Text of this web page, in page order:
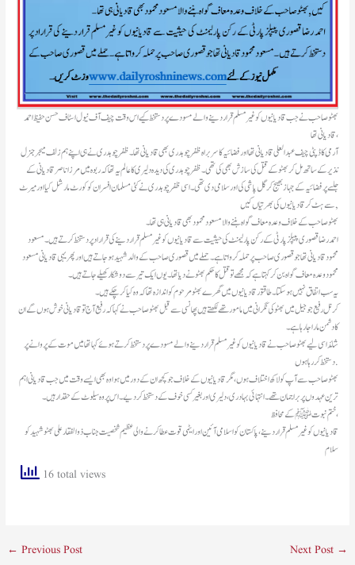
‏بھٹو صاحب نے جب قادیانیوں کو غیرمسلم قرار دینے والے مسودے پر دستخط کیے اس وقت چیف آف نیول اسٹاف حسن حفیظ احمد
قادیانی تھا،
آرمی کا ڈپٹی چیف عبدالعلی قادیانی تھا اور فضائیہ کا سربراہ ظفر چوہدری بھی قادیانی تھا۔ ظفر چوہدری نے ہی اپنے ہم زلف میجر جنرل
نذیر کے ساتھ مل کر بھٹو کے قتل کی سازش بھی کی تھی۔ ظفر چوہدری کی دیدہ دلیری کا عالم یہ تھا کہ ربوہ میں مرزا ناصر قادیانی کے
جلسے پر فضائیہ کے جہاز بھیج کر گل پاشی کی اور سلامی دی تھی۔ اسی ظفر چوہدری نے کئی مسلمان افسران کو کورٹ مارشل کیا اور میرٹ
سے ہٹ کر قادیانیوں کی بھرتیاں کیں,
بھٹو صاحب کے خلاف وعدہ معاف گواہ بننے والا مسعود محمود بھی قادیانی ہی تھا۔
احمد رضا قصوری پیپلز پارٹی کے رکن پارلیمنٹ کی حیثیت سے قادیانیوں کو غیرمسلم قرار دینے کی قراراد پر دستخط کرتے ہیں۔ مسعود
محمود قادیانی تھا جو قصوری صاحب پر حملہ کرواتا ہے۔ حملے میں قصوری صاحب کے والد شہید ہوجاتے ہیں اور پھر یہی قادیانی مسعود
محمود وعدہ معاف گواہ بن کر کہتا ہے کہ مجھے تو قتل کا حکم بھٹو نے دیا تھا۔ یوں ایک تیر سے دو شکار کھیلے جاتے ہیں۔
یہ سب اتفاق نہیں ہوسکتا۔ طاقتور قادیانیوں میں گھرے بھٹو مرحوم کو اندازہ تھا کہ وہ کیا کرچکے ہیں۔
کرنل رفیع جو جیل میں بھٹو کی نگرانی میں مامور تھے لکھتے ہیں پھانسی سے قبل بھٹو صاحب نے کہا کہ رفیع آج تو قادیانی خوش ہوں گے ان
کا دشمن مارا جارہا ہے۔
شائد اسی لیے بھٹو صاحب نے قادیانیوں کو غیر مسلم قرار دینے والے مسودے پر دستخط کرتے ہوئے کہا تھا میں موت کے پروانے پر
دستخط کر رہا ہوں.
بھٹو صاحب سے آپ کو لاکھ اختلاف ہوں، مگر قادیانیوں کے خلاف جو کچھ ان کے دور میں ہوا وہ بھی ایسے وقت میں جب قادیانی اہم
ترین عہدوں پر براجمان تھے۔ انتہائی بہادری، دلیری اور بغیر کسی خوف کے دستخط کردیے۔ اس پر وہ سیلوٹ کے حقدار ہیں۔
ختم نبوت ﷺ کے محافظ،
قادیانیوں کو غیر مسلم قرار دینے، پاکستان کو اسلامی آئین اور ایٹمی قوت عطا کرنے والی عظیم شخصیت جناب ذوالفقار علی بھٹو شہید کو
سلام
16 total views
← Previous Post Next Post →